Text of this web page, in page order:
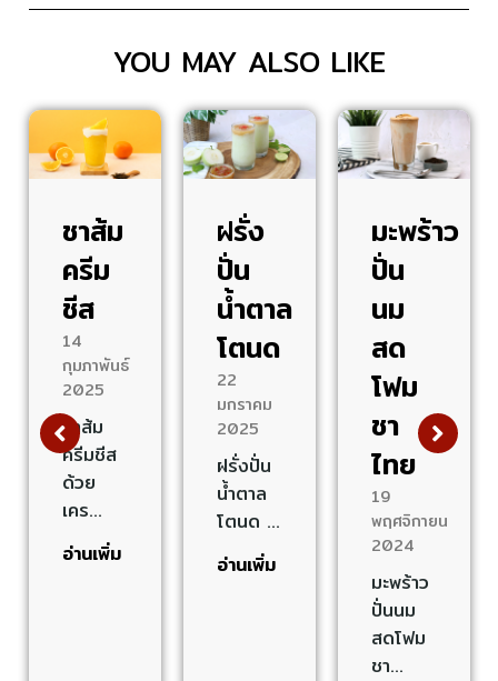
YOU MAY ALSO LIKE
ชาส้ม
ครีม
ชีส
14
กุมภาพันธ์
2025
ชาส้ม
ครีมชีส
ด้วย
เคร…
อ่านเพิ่ม
ฝรั่ง
ปั่น
น้ำตาล
โตนด
22
มกราคม
2025
ฝรั่งปั่น
น้ำตาล
โตนด …
อ่านเพิ่ม
มะพร้าว
ปั่น
นม
สด
โฟม
ชา
ไทย
19
พฤศจิกายน
2024
มะพร้าว
ปั่นนม
สดโฟม
ชา…